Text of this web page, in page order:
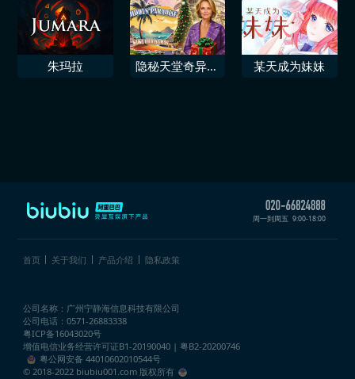
朱玛拉
隐秘天堂奇异果
某天成为妹妹
周一到周五 9:00-18:00
首页 关于我们 产品介绍 隐私政策
公司名称：广州宁静海信息科技有限公司
公司电话：0571-26883338
粤ICP备16043020号
增值电信业务经营许可证B1-20190040 | 粤B2-20200746
粤公网安备 44010602010544号
© 2018-2022 biubiu001.com 版权所有